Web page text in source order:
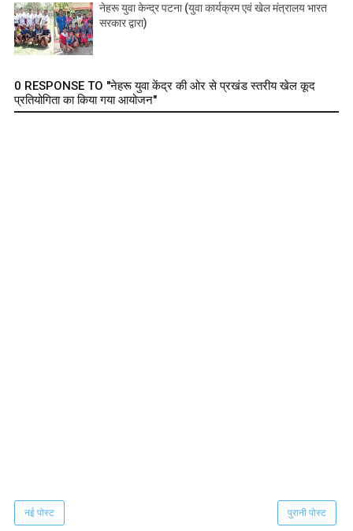
नेहरू युवा केन्द्र पटना (युवा कार्यक्रम एवं खेल मंत्रालय भारत
सरकार द्वारा)
0 RESPONSE TO "नेहरू युवा केंद्र की ओर से प्रखंड स्तरीय खेल कूद
प्रतियोगिता का किया गया आयोजन"
नई पोस्ट पुरानी पोस्ट